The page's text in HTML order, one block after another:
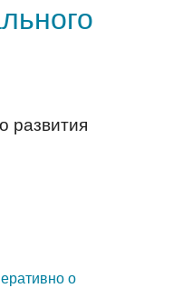
развития